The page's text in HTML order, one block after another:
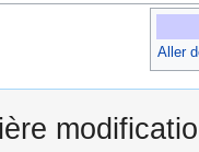
Aller